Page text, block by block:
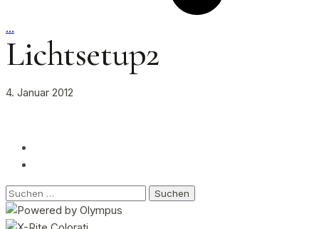
…
Lichtsetup2
4. Januar 2012
Suchen
nach: